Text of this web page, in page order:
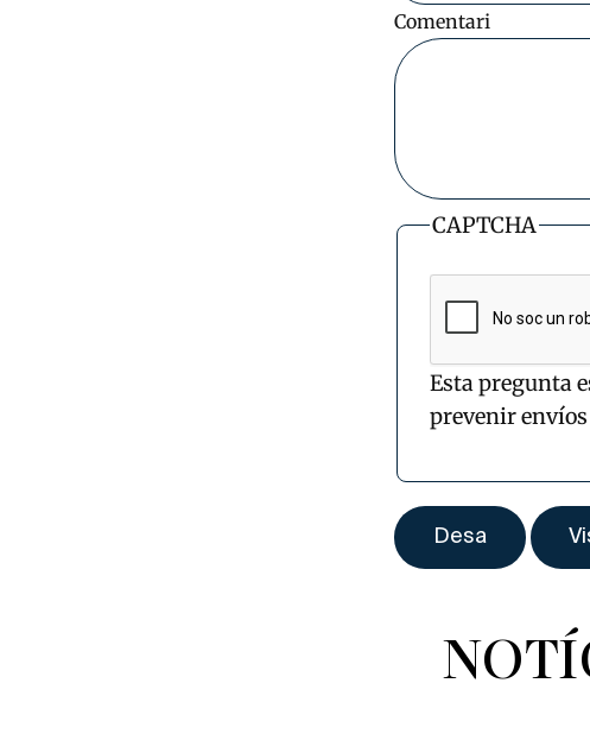
Comentari
CAPTCHA
Esta pregunta
prevenir